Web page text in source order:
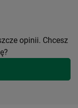
opinii. Chcesz